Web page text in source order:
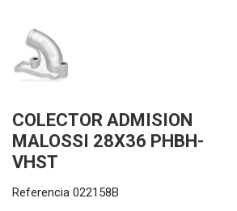
COLECTOR ADMISION
MALOSSI 28X36 PHBH-
VHST
Referencia 022158B